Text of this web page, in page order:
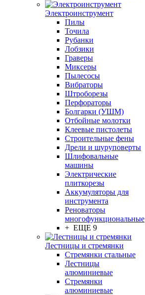
Электроинструмент
Пилы
Точила
Рубанки
Лобзики
Граверы
Миксеры
Пылесосы
Вибраторы
Штроборезы
Перфораторы
Болгарки (УШМ)
Отбойные молотки
Клеевые пистолеты
Строительные фены
Дрели и шуруповерты
Шлифовальные
машины
Электрические
плиткорезы
Аккумуляторы для
инструмента
Реноваторы
многофункциональные
+ ЕЩЕ 9
Лестницы и стремянки
Стремянки стальные
Лестницы
алюминиевые
Стремянки
алюминиевые